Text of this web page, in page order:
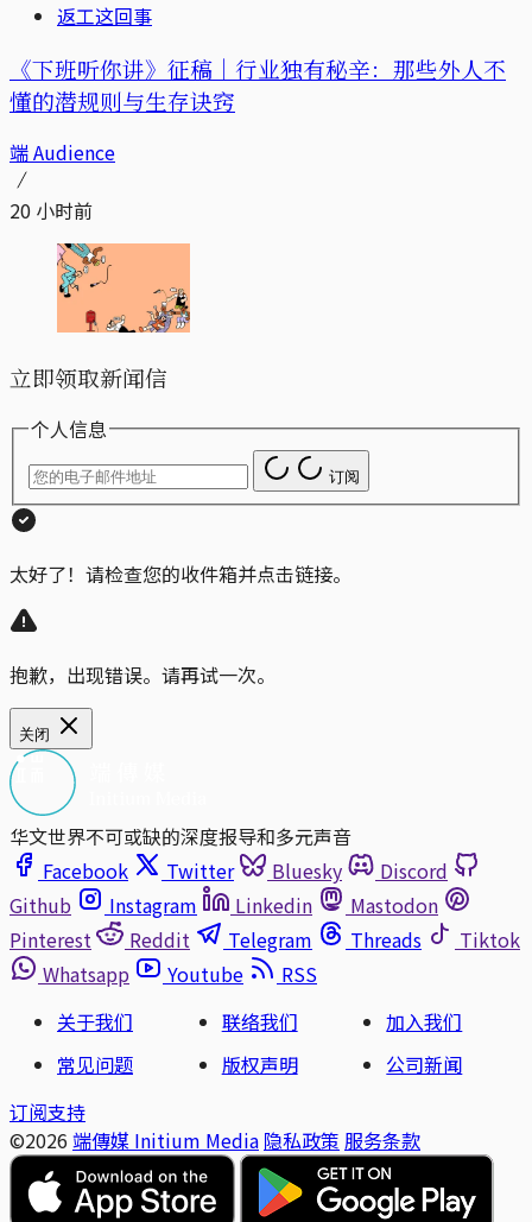
返工这回事
《下班听你讲》征稿｜行业独有秘辛：那些外人不
懂的潜规则与生存诀窍
端 Audience
20 小时前
立即领取新闻信
个人信息
订阅
太好了！请检查您的收件箱并点击链接。
抱歉，出现错误。请再试一次。
关闭
华文世界不可或缺的深度报导和多元声音
Facebook
Twitter Bluesky
Discord
Github
Instagram Linkedin
Mastodon
Pinterest
Reddit Telegram Threads
Tiktok
Whatsapp
Youtube
RSS
关于我们
联络我们
加入我们
常见问题
版权声明
公司新闻
订阅支持
©2026 端傳媒 Initium Media 隐私政策 服务条款